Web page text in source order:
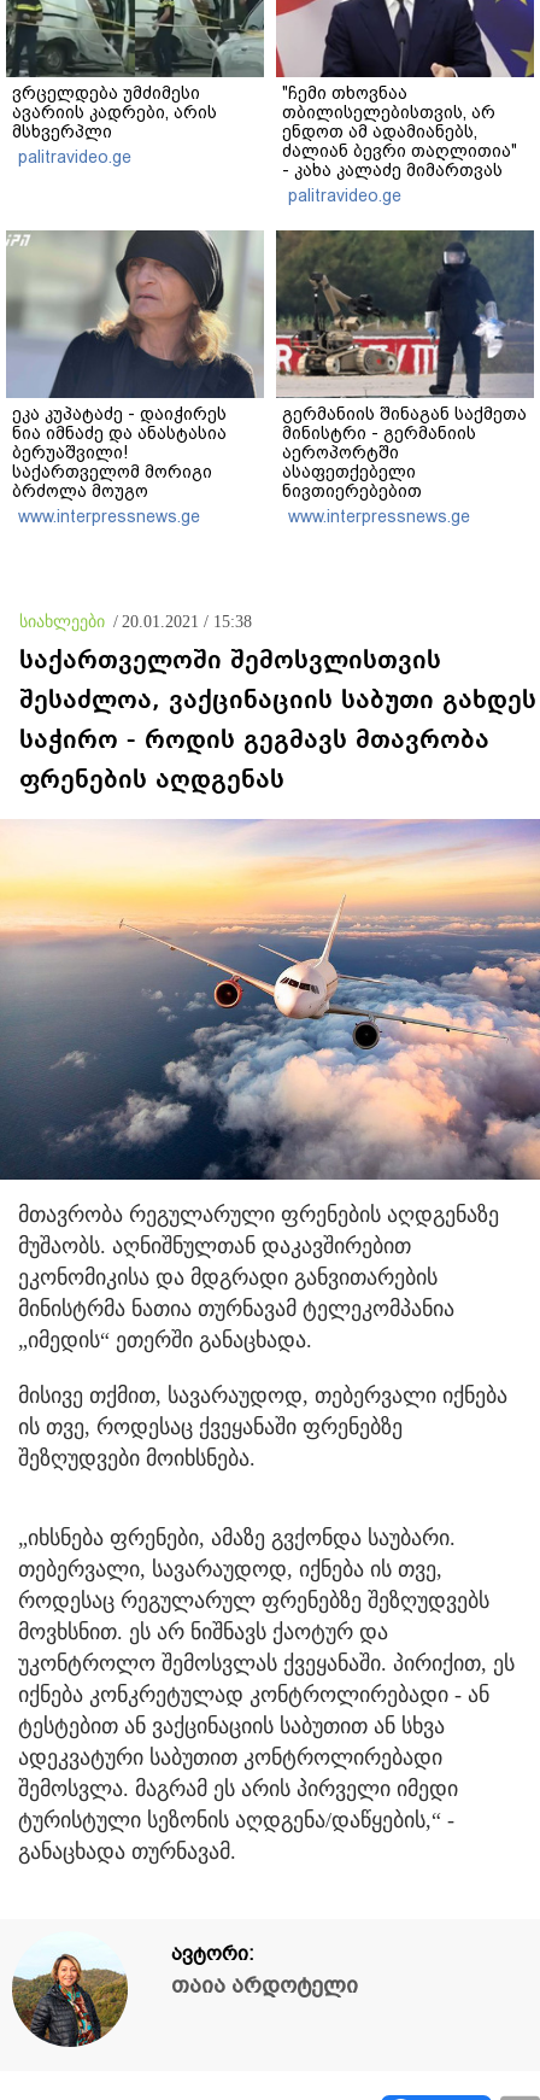
ვრცელდება უმძიმესი
ავარიის კადრები, არის
მსხვერპლი
palitravideo.ge
"ჩემი თხოვნაა
თბილისელებისთვის, არ
ენდოთ ამ ადამიანებს,
ძალიან ბევრი თაღლითია"
- კახა კალაძე მიმართვას
ავრცელებს
palitravideo.ge
ეკა კუპატაძე - დაიჭირეს
ნია იმნაძე და ანასტასია
ბერუაშვილი!
საქართველომ მორიგი
ბრძოლა მოუგო
მკვლელებს! იმნაძე-
ნავროზაშვილები არიან
წყნარად მდგარი პოლიცია
www.interpressnews.ge
გერმანიის შინაგან საქმეთა
მინისტრი - გერმანიის
აეროპორტში
ასაფეთქებელი
ნივთიერებებით
დატვირთული დრონის
აღმოჩენა საფრთხის ახალ
www.interpressnews.ge
სიახლეები / 20.01.2021 / 15:38
საქართველოში შემოსვლისთვის
შესაძლოა, ვაქცინაციის საბუთი გახდეს
საჭირო - როდის გეგმავს მთავრობა
ფრენების აღდგენას
მთავრობა რეგულარული ფრენების აღდგენაზე
მუშაობს. აღნიშნულთან დაკავშირებით
ეკონომიკისა და მდგრადი განვითარების
მინისტრმა ნათია თურნავამ ტელეკომპანია
„იმედის“ ეთერში განაცხადა.
მისივე თქმით, სავარაუდოდ, თებერვალი იქნება
ის თვე, როდესაც ქვეყანაში ფრენებზე
შეზღუდვები მოიხსნება.
„იხსნება ფრენები, ამაზე გვქონდა საუბარი.
თებერვალი, სავარაუდოდ, იქნება ის თვე,
როდესაც რეგულარულ ფრენებზე შეზღუდვებს
მოვხსნით. ეს არ ნიშნავს ქაოტურ და
უკონტროლო შემოსვლას ქვეყანაში. პირიქით, ეს
იქნება კონკრეტულად კონტროლირებადი - ან
ტესტებით ან ვაქცინაციის საბუთით ან სხვა
ადეკვატური საბუთით კონტროლირებადი
შემოსვლა. მაგრამ ეს არის პირველი იმედი
ტურისტული სეზონის აღდგენა/დაწყების,“ -
განაცხადა თურნავამ.
ავტორი:
თაია არდოტელი